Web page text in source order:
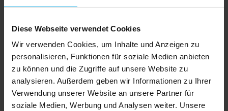
Diese Webseite verwendet Cookies
Wir verwenden Cookies, um Inhalte und Anzeigen zu
personalisieren, Funktionen für soziale Medien anbieten
zu können und die Zugriffe auf unsere Website zu
analysieren. Außerdem geben wir Informationen zu Ihrer
Verwendung unserer Website an unsere Partner für
soziale Medien, Werbung und Analysen weiter. Unsere
Plüsch-
Preis:2,69 €
2,69 €
Rocking
IN DEN KORB